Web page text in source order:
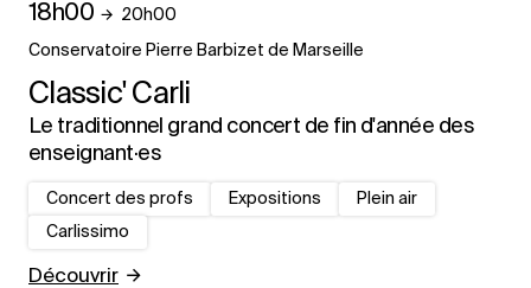
Classic' Carli
Le traditionnel grand concert de fin d'année des
enseignant·es
18h00 20h00
Conservatoire Pierre Barbizet de Marseille
Concert des profs Expositions
Plein air
Carlissimo
Découvrir